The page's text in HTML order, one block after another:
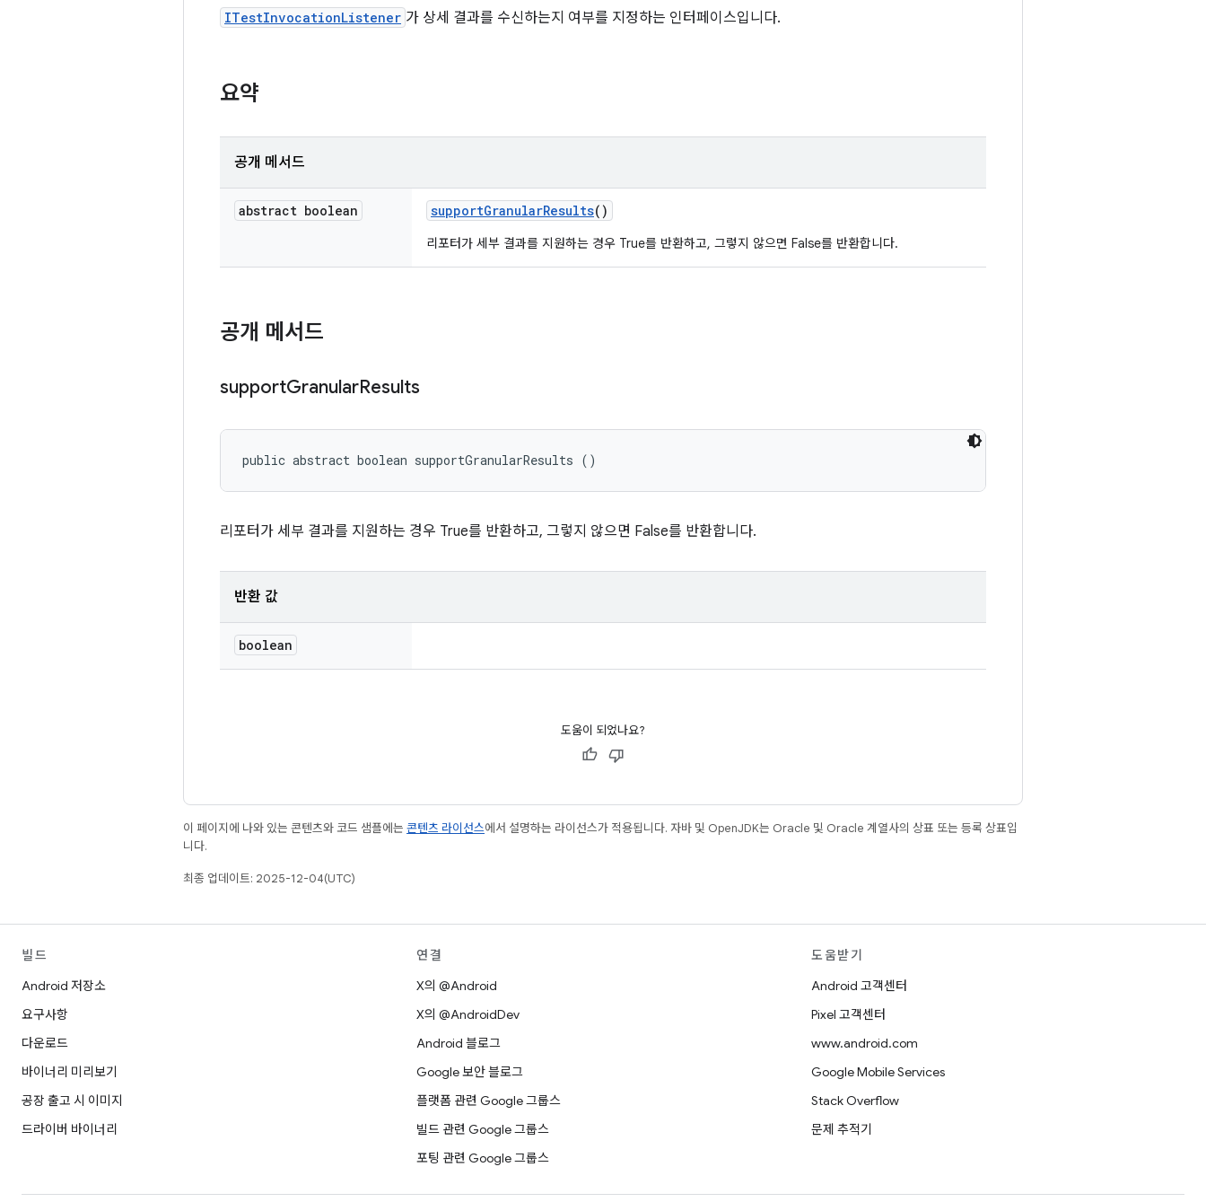
ITestInvocationListener 가 상세 결과를 수신하는지 여부를 지정하는 인터페이스입니다.
요약
공개 메서드
abstract boolean supportGranularResults()
리포터가 세부 결과를 지원하는 경우 True를 반환하고, 그렇지 않으면 False를 반환합니다.
공개 메서드
supportGranularResults
public abstract boolean supportGranularResults ()
리포터가 세부 결과를 지원하는 경우 True를 반환하고, 그렇지 않으면 False를 반환합니다.
반환 값
boolean
도움이 되었나요?
이 페이지에 나와 있는 콘텐츠와 코드 샘플에는 콘텐츠 라이선스에서 설명하는 라이선스가 적용됩니다. 자바 및 OpenJDK는 Oracle 및 Oracle 계열사의 상표 또는 등록 상표입
니다.
최종 업데이트: 2025-12-04(UTC)
빌드
Android 저장소
요구사항
다운로드
바이너리 미리보기
공장 출고 시 이미지
드라이버 바이너리
연결
X의 @Android
X의 @AndroidDev
Android 블로그
Google 보안 블로그
플랫폼 관련 Google 그룹스
빌드 관련 Google 그룹스
포팅 관련 Google 그룹스
도움받기
Android 고객센터
Pixel 고객센터
www.android.com
Google Mobile Services
Stack Overflow
문제 추적기